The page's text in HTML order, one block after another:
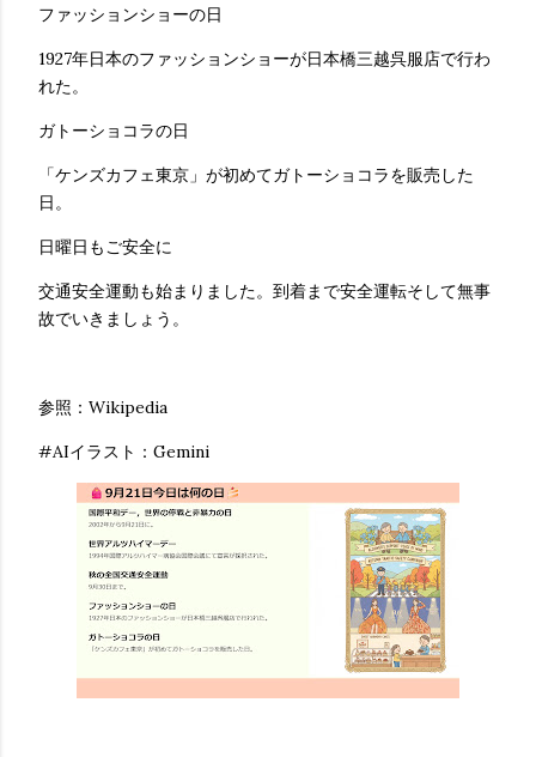
ファッションショーの日
1927年日本のファッションショーが日本橋三越呉服店で行わ
れた。
ガトーショコラの日
「ケンズカフェ東京」が初めてガトーショコラを販売した
日。
日曜日もご安全に
交通安全運動も始まりました。到着まで安全運転そして無事
故でいきましょう。
参照：Wikipedia
#AIイラスト：Gemini